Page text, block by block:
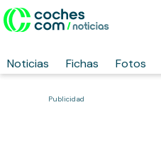
Noticias Fichas Fotos
Publicidad